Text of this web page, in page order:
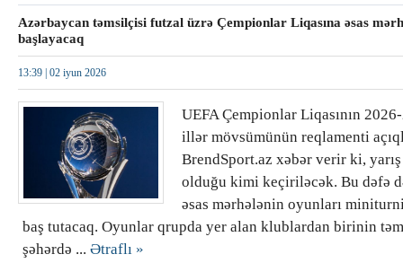
Azərbaycan təmsilçisi futzal üzrə Çempionlar Liqasına əsas
başlayacaq
13:39 | 02 iyun 2026
UEFA Çempionlar Liqasının
illər mövsümünün reqlamenti
BrendSport.az xəbər verir ki,
olduğu kimi keçiriləcək. Bu dəfə
əsas mərhələnin oyunları
baş tutacaq. Oyunlar qrupda yer alan klublardan birinin
şəhərdə ... Ətraflı »